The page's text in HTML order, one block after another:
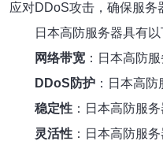
应对DDoS攻击，确保服务
日本高防服务器具有以
网络带宽 ：日本高防
DDoS防护 ：日本高
稳定性 ：日本高防服
灵活性 ：日本高防服